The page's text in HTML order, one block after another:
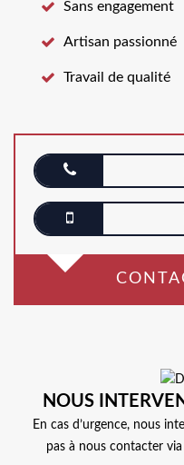
Sans engagement
Artisan passionné
Travail de qualité
NOUS
En cas d’urgence, nous
pas à nous contacter